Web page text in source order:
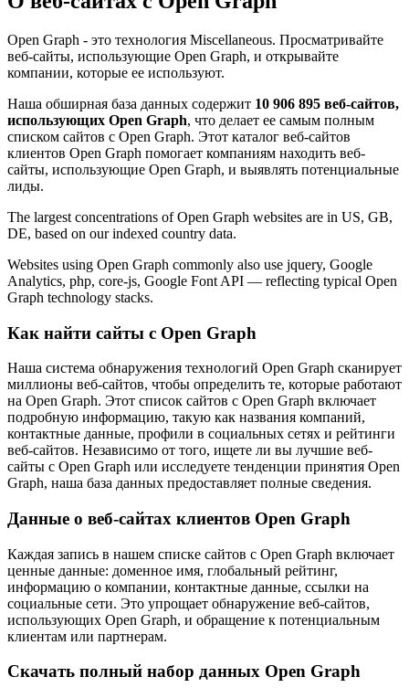
Open Graph - это технология Miscellaneous. Просматривайте
веб-сайты, использующие Open Graph, и открывайте
компании, которые ее используют.
Наша обширная база данных содержит 10 906 895 веб-сайтов,
использующих Open Graph, что делает ее самым полным
списком сайтов с Open Graph. Этот каталог веб-сайтов
клиентов Open Graph помогает компаниям находить веб-
сайты, использующие Open Graph, и выявлять потенциальные
лиды.
The largest concentrations of Open Graph websites are in US, GB,
DE, based on our indexed country data.
Websites using Open Graph commonly also use jquery, Google
Analytics, php, core-js, Google Font API — reflecting typical Open
Graph technology stacks.
Как найти сайты с Open Graph
Наша система обнаружения технологий Open Graph сканирует
миллионы веб-сайтов, чтобы определить те, которые работают
на Open Graph. Этот список сайтов с Open Graph включает
подробную информацию, такую как названия компаний,
контактные данные, профили в социальных сетях и рейтинги
веб-сайтов. Независимо от того, ищете ли вы лучшие веб-
сайты с Open Graph или исследуете тенденции принятия Open
Graph, наша база данных предоставляет полные сведения.
Данные о веб-сайтах клиентов Open Graph
Каждая запись в нашем списке сайтов с Open Graph включает
ценные данные: доменное имя, глобальный рейтинг,
информацию о компании, контактные данные, ссылки на
социальные сети. Это упрощает обнаружение веб-сайтов,
использующих Open Graph, и обращение к потенциальным
клиентам или партнерам.
Скачать полный набор данных Open Graph